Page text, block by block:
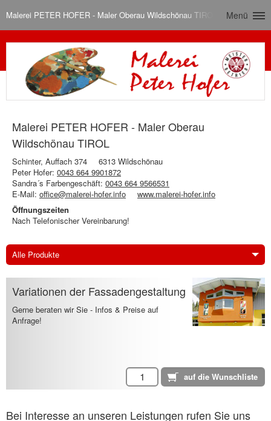
Malerei PETER HOFER - Maler Oberau Wildschönau TIROL Menü
Malerei PETER HOFER - Maler Oberau
Wildschönau TIROL
Schinter, Auffach 374
6313 Wildschönau
Peter Hofer: 0043 664 9901872
Sandra´s Farbengeschäft: 0043 664 9566531
E-Mail: office@malerei-hofer.info
www.malerei-hofer.info
Öffnungszeiten
Nach Telefonischer Vereinbarung!
Alle Produkte
Variationen der Fassadengestaltung
Gerne beraten wir Sie - Infos & Preise auf
Anfrage!
Bei Interesse an unseren Leistungen rufen Sie uns